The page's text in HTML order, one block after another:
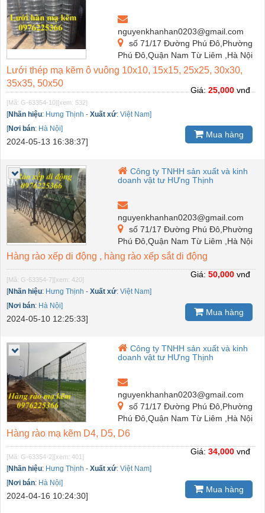
nguyenkhanhan0203@gmail.com
số 71/17 Đường Phú Đô,Phường
Phú Đô,Quận Nam Từ Liêm ,Hà Nội
Lưới thép mạ kẽm ô vuông 10x10, 15x15, 25x25, 30x30,
35x35, 50x50
[Mã: G-63354-10] [xem: 532]
[Nhãn hiệu: Hưng Thịnh - Xuất xứ: Việt Nam]
[Nơi bán: Hà Nội]
2024-05-13 16:38:37]
Giá:25,000vnđ
Mua hàng
Công ty TNHH sản xuất và kinh
doanh vật tư HƯng Thịnh
nguyenkhanhan0203@gmail.com
số 71/17 Đường Phú Đô,Phường
Phú Đô,Quận Nam Từ Liêm ,Hà Nội
Hàng rào xếp di động , hàng rào xếp sắt di động
[Mã: G-63354-7] [xem: 420]
[Nhãn hiệu: Hưng Thịnh - Xuất xứ: Việt Nam]
[Nơi bán: Hà Nội]
2024-05-10 12:25:33]
Giá: 50,000 vnđ
Mua hàng
Công ty TNHH sản xuất và kinh
doanh vật tư HƯng Thịnh
nguyenkhanhan0203@gmail.com
số 71/17 Đường Phú Đô,Phường
Phú Đô,Quận Nam Từ Liêm ,Hà Nội
Hàng rào mạ kẽm D4, D5, D6
[Mã: G-63354-2] [xem: 401]
[Nhãn hiệu: Hưng Thịnh - Xuất xứ: Việt Nam]
[Nơi bán: Hà Nội]
2024-04-16 10:24:30]
Giá: 34,000 vnđ
Mua hàng